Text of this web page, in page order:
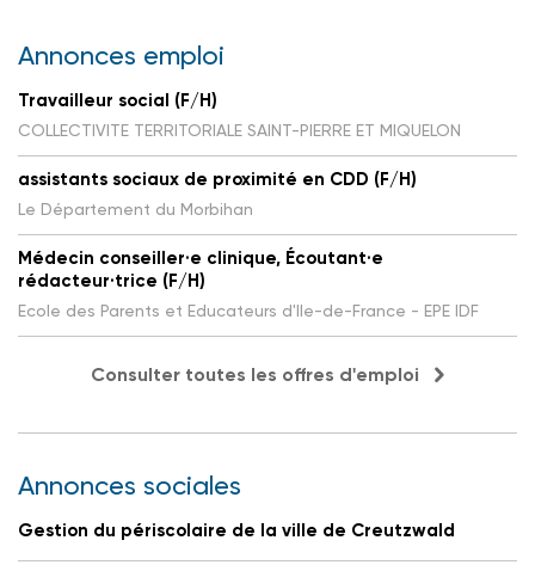
Annonces emploi
Travailleur social (F/H)
COLLECTIVITE TERRITORIALE SAINT-PIERRE ET MIQUELON
assistants sociaux de proximité en CDD (F/H)
Le Département du Morbihan
Médecin conseiller·e clinique, Écoutant·e
rédacteur·trice (F/H)
Ecole des Parents et Educateurs d'Ile-de-France - EPE IDF
Consulter toutes les offres d'emploi
Annonces sociales
Gestion du périscolaire de la ville de Creutzwald